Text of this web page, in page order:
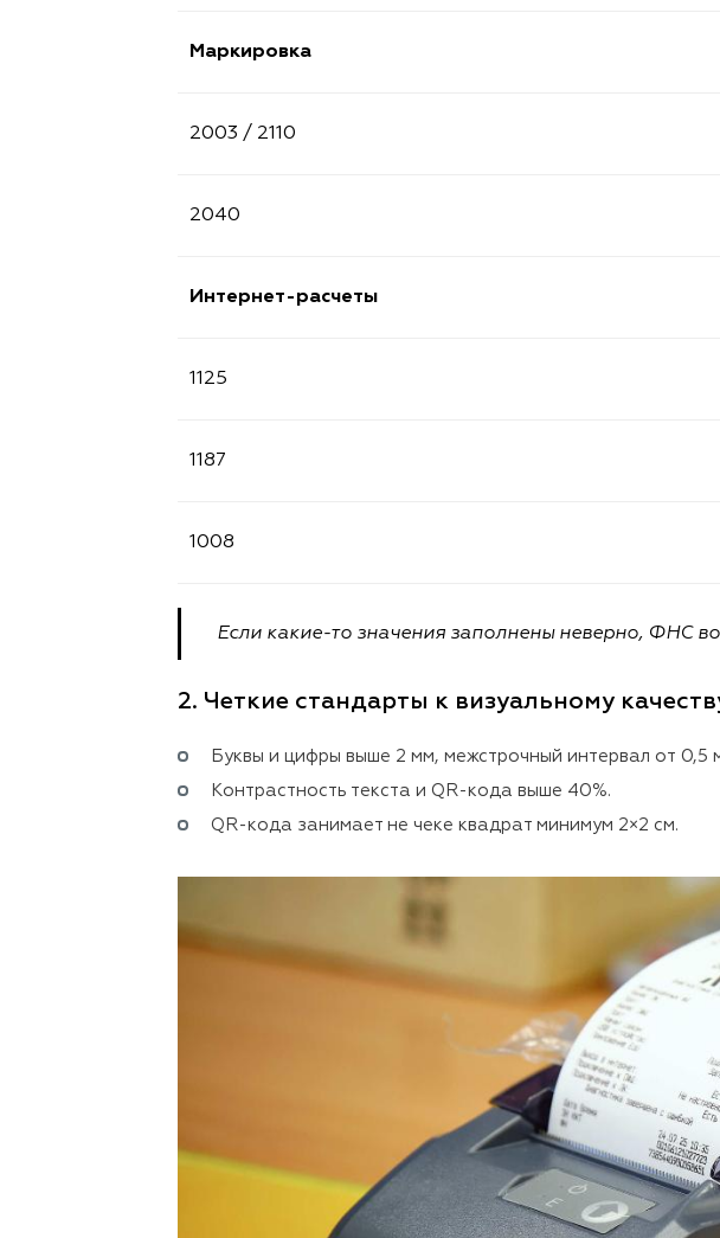
Маркировка
2003 / 2110
2040
Интернет-расчеты
1125
1187
1008
Если какие-то значения заполнены неверно, ФНС
2. Четкие стандарты к визуальному
Буквы и цифры выше 2 мм, межстрочный интервал от 0,5
Контрастность текста и QR-кода выше 40%.
QR-кода занимает не чеке квадрат минимум 2×2 см.